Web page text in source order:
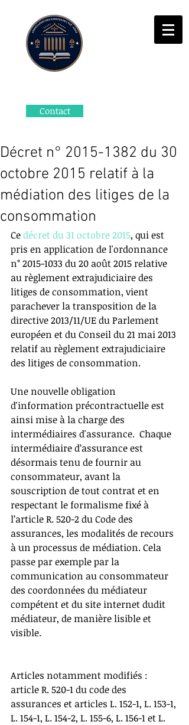
Contact
Décret n° 2015-1382 du 30
octobre 2015 relatif à la
médiation des litiges de la
consommation
Ce décret du 31 octobre 2015, qui est
pris en application de l'ordonnance
n° 2015-1033 du 20 août 2015 relative
au règlement extrajudiciaire des
litiges de consommation, vient
parachever la transposition de la
directive 2013/11/UE du Parlement
européen et du Conseil du 21 mai 2013
relatif au règlement extrajudiciaire
des litiges de consommation.
Une nouvelle obligation
d'information précontractuelle est
ainsi mise à la charge des
intermédiaires d'assurance.  Chaque
intermédiaire d’assurance est
désormais tenu de fournir au
consommateur, avant la
souscription de tout contrat et en
respectant le formalisme fixé à
l’article R. 520-2 du Code des
assurances, les modalités de recours
à un processus de médiation. Cela
passe par exemple par la
communication au consommateur
des coordonnées du médiateur
compétent et du site internet dudit
médiateur, de manière lisible et
visible.
Articles notamment modifiés :
article R. 520-1 du code des
assurances et articles L. 152-1, L. 153-1,
L. 154-1, L. 154-2, L. 155-6, L. 156-1 et L.